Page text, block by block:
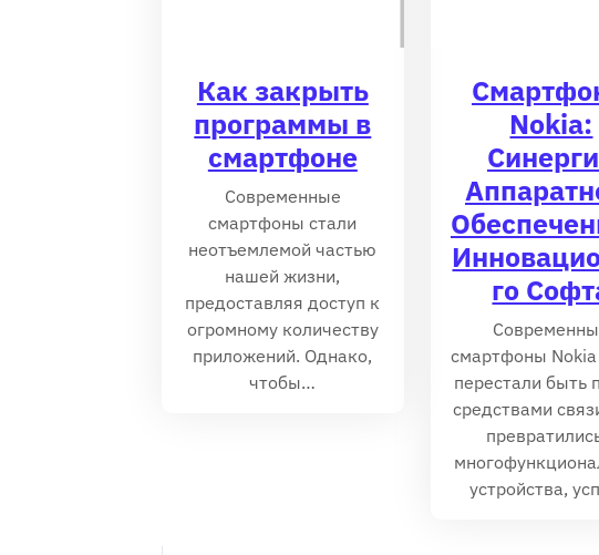
Как закрыть
программы в
смартфоне
Современные
смартфоны стали
неотъемлемой частью
нашей жизни‚
предоставляя доступ к
огромному количеству
приложений. Однако‚
чтобы…
Nokia:
го
смартфоны
перестали быть
средствами
устройства,